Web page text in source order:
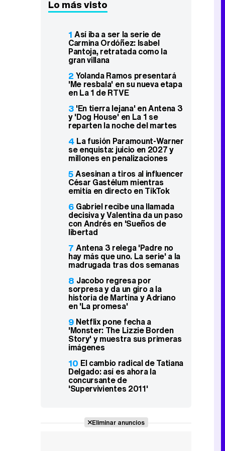
Lo más visto
1 Así iba a ser la serie de
Carmina Ordóñez: Isabel
Pantoja, retratada como la
gran villana
2 Yolanda Ramos presentará
'Me resbala' en su nueva etapa
en La 1 de RTVE
3 'En tierra lejana' en Antena 3
y 'Dog House' en La 1 se
reparten la noche del martes
4 La fusión Paramount-Warner
se enquista: juicio en 2027 y
millones en penalizaciones
5Asesinan a tiros al influencer
César Gastélum mientras
emitía en directo en TikTok
6 Gabriel recibe una llamada
decisiva y Valentina da un paso
con Andrés en 'Sueños de
libertad
7 Antena 3 relega 'Padre no
hay más que uno. La serie' a la
madrugada tras dos semanas
8 Jacobo regresa por
sorpresa y da un giro a la
historia de Martina y Adriano
en 'La promesa'
9 Netflix pone fecha a
'Monster: The Lizzie Borden
Story' y muestra sus primeras
imágenes
10 El cambio radical de Tatiana
Delgado: así es ahora la
concursante de
'Supervivientes 2011'
Eliminar anuncios